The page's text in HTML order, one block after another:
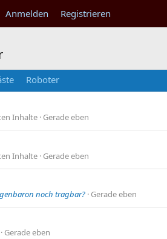
Anmelden Registrieren
Roboter
Inhalte Gerade eben
Inhalte Gerade eben
noch tragbar? Gerade eben
Gerade eben